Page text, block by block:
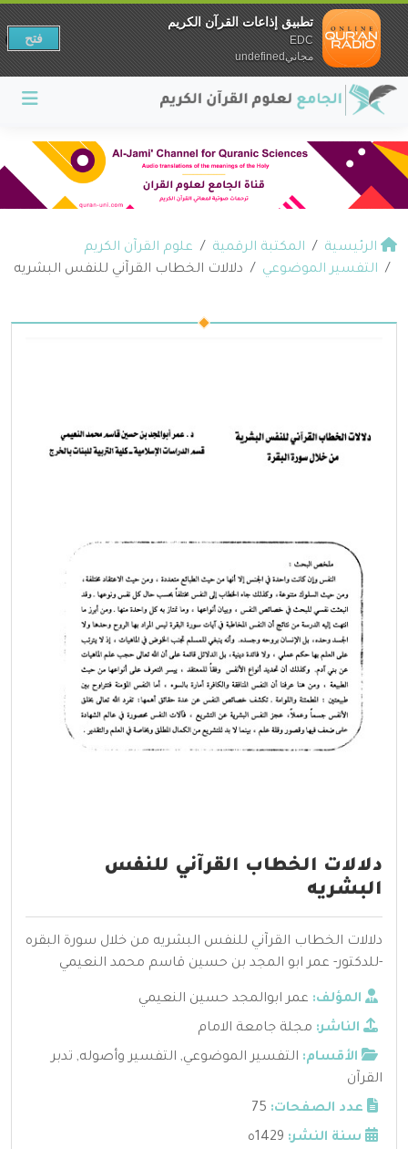
الرئيسية المكتبة الرقمية
علوم القرآن الكريم
التفسير الموضوعي
دلالات الخطاب القرآني للنفس البشريه
دلالات الخطاب القرآني للنفس
البشريه
دلالات الخطاب القرآني للنفس البشريه من خلال سورة البقره
-للدكتور- عمر ابو المجد بن حسين قاسم محمد النعيمي
المؤلف: عمر ابوالمجد حسين النعيمي
الناشر: مجلة جامعة الامام
الأقسام: التفسير الموضوعي, التفسير وأصوله, تدبر
القرآن
عدد الصفحات: 75
سنة النشر: 1429ه
تطبيق إذاعات القرآن الكريم
EDC
مجانيundefined
فتح